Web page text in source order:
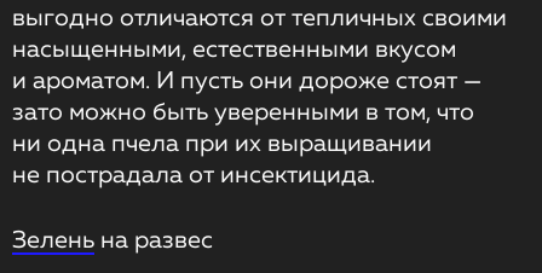
выгодно отличаются от тепличных своими
насыщенными, естественными вкусом
и ароматом. И пусть они дороже стоят —
зато можно быть уверенными в том, что
ни одна пчела при их выращивании
не пострадала от инсектицида.
Зелень на развес